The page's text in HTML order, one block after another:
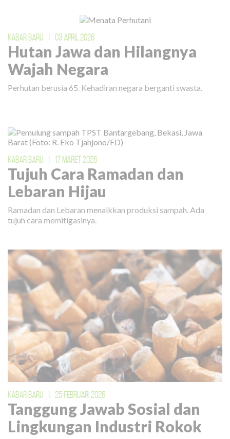
KABAR BARU 03 APRIL 2026
Hutan Jawa dan Hilangnya
Wajah Negara
Perhutan berusia 65. Kehadiran negara berganti swasta.
KABAR BARU 17 MARET 2026
Tujuh Cara Ramadan dan
Lebaran Hijau
Ramadan dan Lebaran menaikkan produksi sampah. Ada
tujuh cara memitigasinya.
KABAR BARU | 25 FEBRUARI 2026
Tanggung Jawab Sosial dan
Lingkungan Industri Rokok